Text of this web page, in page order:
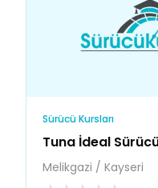
Sürücü Kursları
Tuna İdeal
Melikgazi / Kayseri